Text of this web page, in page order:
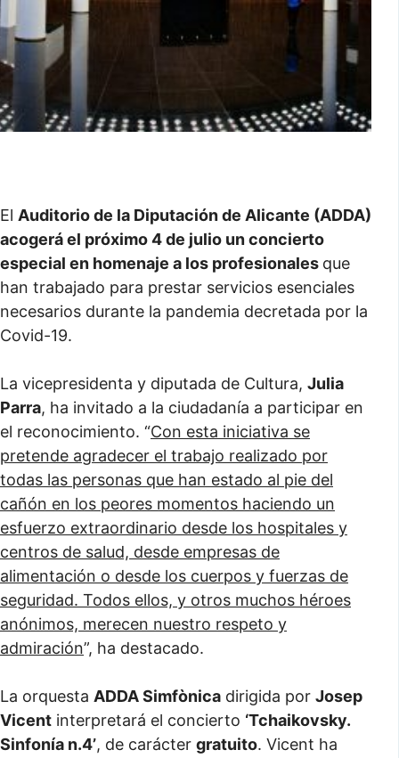
El Auditorio de la Diputación de Alicante (ADDA)
acogerá el próximo 4 de julio un concierto
especial en homenaje a los profesionales que
han trabajado para prestar servicios esenciales
necesarios durante la pandemia decretada por la
Covid-19.
La vicepresidenta y diputada de Cultura, Julia
Parra, ha invitado a la ciudadanía a participar en
el reconocimiento. “Con esta iniciativa se
pretende agradecer el trabajo realizado por
todas las personas que han estado al pie del
cañón en los peores momentos haciendo un
esfuerzo extraordinario desde los hospitales y
centros de salud, desde empresas de
alimentación o desde los cuerpos y fuerzas de
seguridad. Todos ellos, y otros muchos héroes
anónimos, merecen nuestro respeto y
admiración”, ha destacado.
La orquesta ADDA Simfònica dirigida por Josep
Vicent interpretará el concierto ‘Tchaikovsky.
Sinfonía n.4’, de carácter gratuito. Vicent ha